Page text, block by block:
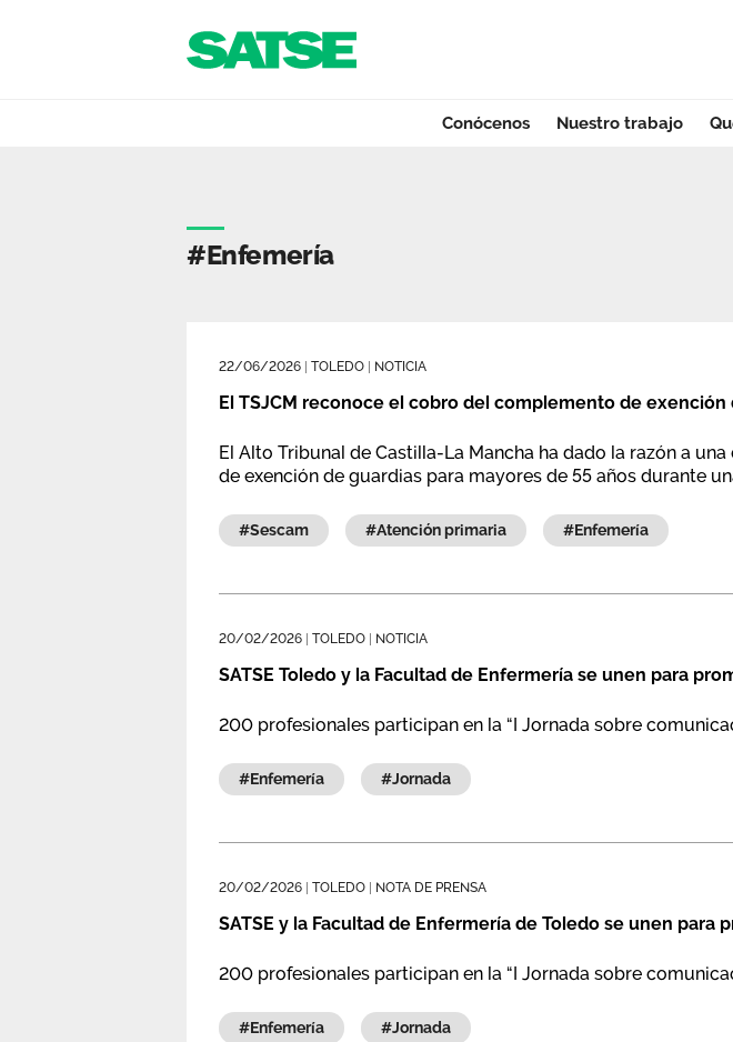
Navegación
Conócenos Nuestro trabajo
Qué ofrecemos
Actualidad
#enfemería
22/06/2026 TOLEDO NOTICIA
El TSJCM reconoce el cobro del complemento de
El Alto Tribunal de Castilla-La Mancha ha dado la razón a
de exención de guardias para mayores de 55 años durante
#sescam #atención primaria #enfemería
20/02/2026 TOLEDO NOTICIA
SATSE Toledo y la Facultad de Enfermería se unen para
200 profesionales participan en la “I Jornada sobre
#enfemería #jornada
20/02/2026 TOLEDO NOTA DE PRENSA
SATSE y la Facultad de Enfermería de Toledo se unen
200 profesionales participan en la “I Jornada sobre
#enfemería #jornada